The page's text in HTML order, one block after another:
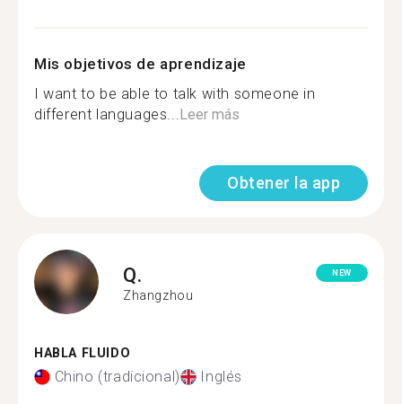
Mis objetivos de aprendizaje
I want to be able to talk with someone in
different languages... Leer más
Obtener la app
Q.
Zhangzhou
NEW
HABLA FLUIDO
Chino (tradicional) Inglés